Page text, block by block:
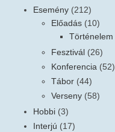
Esemény (212)
Előadás (10)
Történelem
Fesztivál (26)
Konferencia (52)
Tábor (44)
Verseny (58)
Hobbi (3)
Interjú (17)